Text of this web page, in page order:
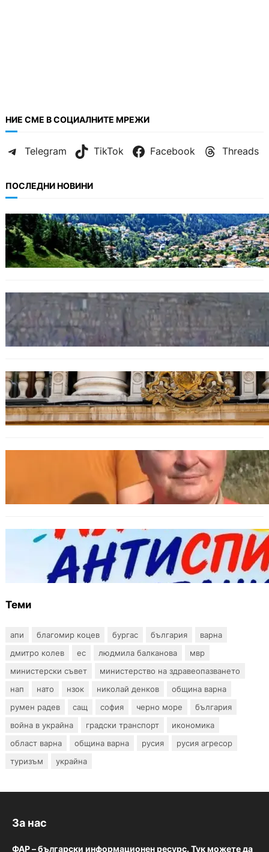
НИЕ СМЕ В СОЦИАЛНИТЕ МРЕЖИ
Telegram TikTok Facebook Threads
ПОСЛЕДНИ НОВИНИ
БЪЛГАРИЯ
Полицията алармира за нова схема с
фалшиви лечители и „вълшебни“ мехлеми
БЪЛГАРИЯ
Ограничават движението по улица
„Вълноломна“ във Варна
БЪЛГАРИЯ
Дрон навлезе в България край границата с
Румъния
МЗХ: Ловните билети ще могат да се
издават онлайн
БЪЛГАРИЯ
Варна предлага безплатни и анонимни
тестове за ХИВ и други инфекции през
август
Теми
апи благомир коцев бургас българия
варна
дмитро колев
ес людмила балканова
мвр
министерски съвет
министерство на здравеопазването
нап
нато нзок николай денков
община варна
румен радев
сащ софия черно море
българия
война в украйна
градски транспорт
икономика
област варна
община варна русия
русия агресор
туризъм
украйна
За нас
ФАР – български информационен ресурс. Тук можете да